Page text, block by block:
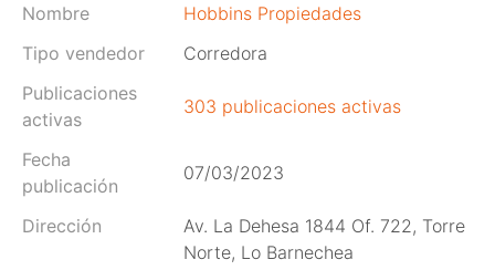
Nombre
Hobbins Propiedades
Tipo vendedor
Corredora
Publicaciones
activas
303 publicaciones activas
Fecha
publicación
07/03/2023
Dirección
Av. La Dehesa 1844 Of. 722, Torre
Norte, Lo Barnechea